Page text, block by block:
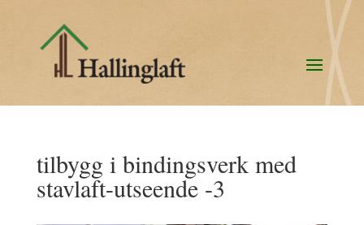
tilbygg i bindingsverk med
stavlaft-utseende -3